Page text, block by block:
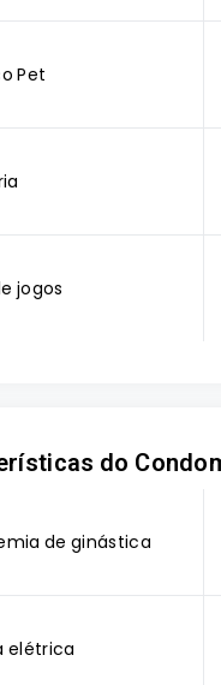
Pet
jogos
do
de ginástica
elétrica